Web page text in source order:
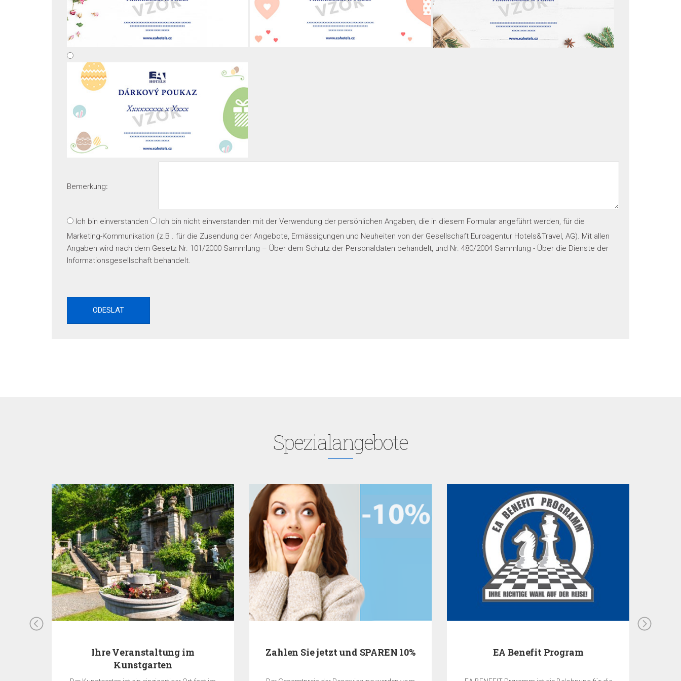
Bemerkung:
Ich bin einverstanden Ich bin nicht einverstanden mit der Verwendung der persönlichen Angaben, die in diesem Formular angeführt werden, für die
Marketing-Kommunikation (z.B . für die Zusendung der Angebote, Ermässigungen und Neuheiten von der Gesellschaft Euroagentur Hotels&Travel, AG). Mit allen
Angaben wird nach dem Gesetz Nr. 101/2000 Sammlung – Über dem Schutz der Personaldaten behandelt, und Nr. 480/2004 Sammlung - Über die Dienste der
Informationsgesellschaft behandelt.
Spezialangebote
Ihre Veranstaltung im
Kunstgarten
Zahlen Sie jetzt und SPAREN 10% EA Benefit Program